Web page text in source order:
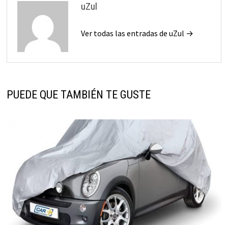
uZul
Ver todas las entradas de uZul →
PUEDE QUE TAMBIÉN TE GUSTE